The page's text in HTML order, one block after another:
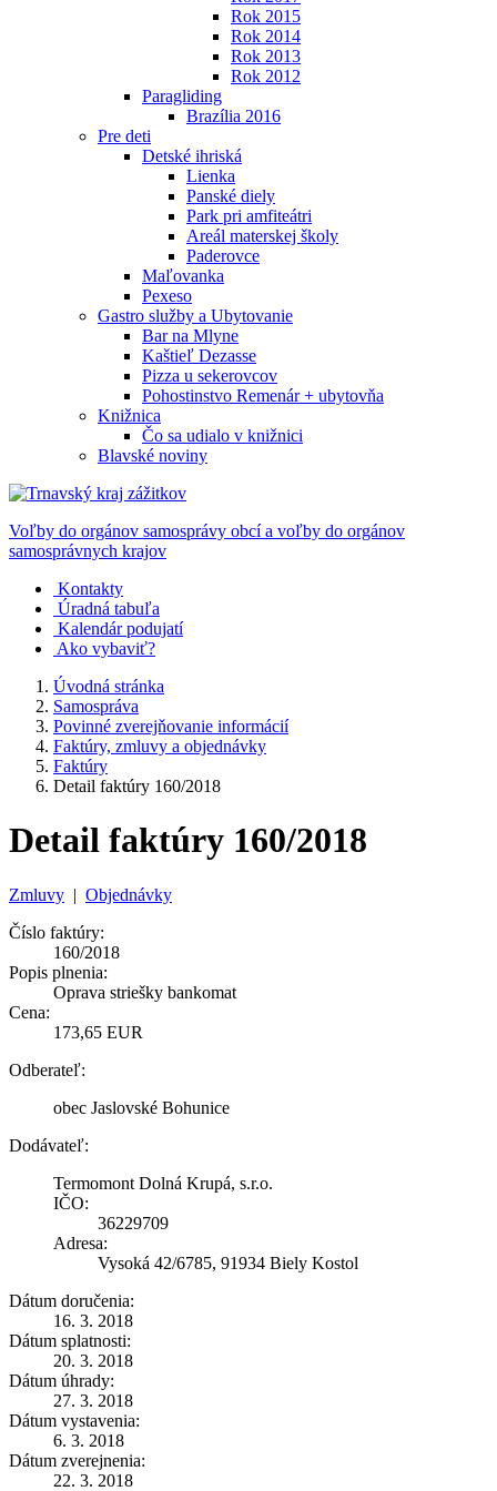
Rok 2015
Rok 2014
Rok 2013
Rok 2012
Paragliding
Brazília 2016
Pre deti
Detské ihriská
Lienka
Panské diely
Park pri amfiteátri
Areál materskej školy
Paderovce
Maľovanka
Pexeso
Gastro služby a Ubytovanie
Bar na Mlyne
Kaštieľ Dezasse
Pizza u sekerovcov
Pohostinstvo Remenár + ubytovňa
Knižnica
Čo sa udialo v knižnici
Blavské noviny
Voľby do orgánov samosprávy obcí a voľby do orgánov
samosprávnych krajov
Kontakty
Úradná tabuľa
Kalendár podujatí
Ako vybaviť?
Úvodná stránka
Samospráva
Povinné zverejňovanie informácií
Faktúry, zmluvy a objednávky
Faktúry
Detail faktúry 160/2018
Detail faktúry 160/2018
Zmluvy | Objednávky
Číslo faktúry:
160/2018
Popis plnenia:
Oprava striešky bankomat
Cena:
173,65 EUR
Odberateľ:
obec Jaslovské Bohunice
Dodávateľ:
Termomont Dolná Krupá, s.r.o.
IČO:
36229709
Adresa:
Vysoká 42/6785, 91934 Biely Kostol
Dátum doručenia:
16. 3. 2018
Dátum splatnosti:
20. 3. 2018
Dátum úhrady:
27. 3. 2018
Dátum vystavenia:
6. 3. 2018
Dátum zverejnenia:
22. 3. 2018